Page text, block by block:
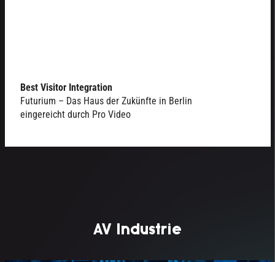
Best Visitor Integration
Futurium – Das Haus der Zukünfte in Berlin
eingereicht durch Pro Video
AV Industrie